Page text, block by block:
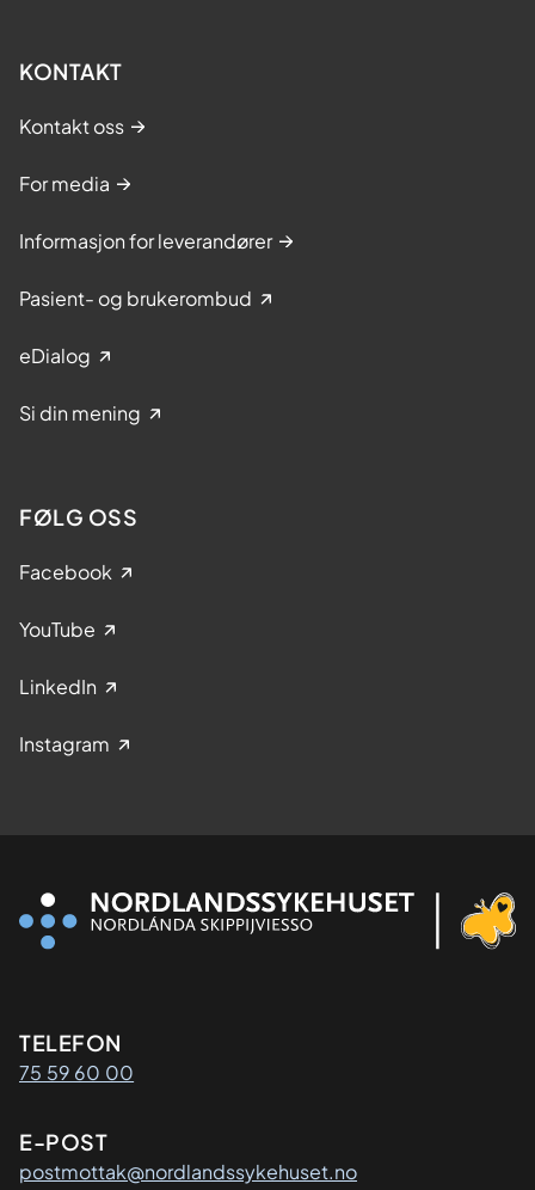
KONTAKT
Kontakt oss
For media
Informasjon for leverandører
Pasient- og brukerombud
eDialog
Si din mening
FØLG OSS
Facebook
YouTube
LinkedIn
Instagram
Kontaktinformasjon
TELEFON
75 59 60 00
E-POST
postmottak@nordlandssykehuset.no